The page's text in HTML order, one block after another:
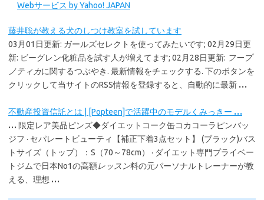
Webサービス by Yahoo! JAPAN
藤井聡が教える犬のしつけ教室を試しています
03月01日更新: ガールズセレクトを使ってみたいです; 02月29日更
新: ビーグレン化粧品を試す人が増えてます; 02月28日更新: フープ
ノティカに関するつぶやき. 最新情報をチェックする. 下のボタンを
クリックして当サイトのRSS情報を登録すると、自動的に最新 …
不動産投資信託とは | [Popteen]で活躍中のモデルくみっきー …
… 限定レア美品ピンズ◆ダイエットコーク缶コカコーラピンバッ
ジフ · セパレートビューティ【補正下着3点セット】 (ブラック)バス
トサイズ（トップ）：S（70～78cm） · ダイエット専門プライベー
トジムで日本No1の高額レッスン料の元パーソナルトレーナーが教
える、理想 …